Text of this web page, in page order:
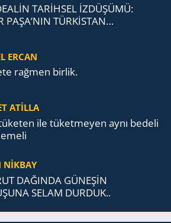
TARİHSEL İZDÜŞÜMÜ:
PAŞA’NIN TÜRKİSTAN
ERCAN
rağmen birlik.
ATİLLA
ile tü­ket­me­yen aynı be­de­li
NİKBAY
DAĞINDA GÜNEŞİN
SELAM DURDUK..